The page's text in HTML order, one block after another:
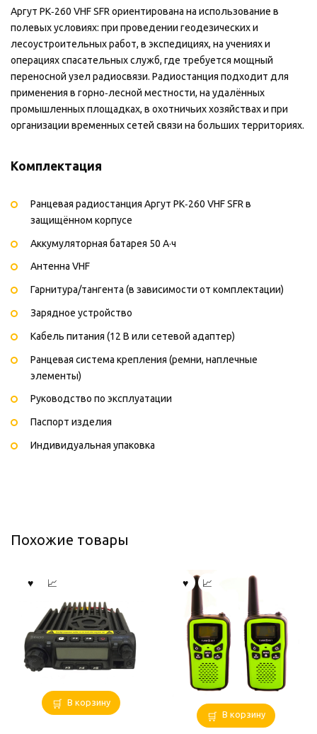
Аргут РК‑260 VHF SFR ориентирована на использование в
полевых условиях: при проведении геодезических и
лесоустроительных работ, в экспедициях, на учениях и
операциях спасательных служб, где требуется мощный
переносной узел радиосвязи. Радиостанция подходит для
применения в горно‑лесной местности, на удалённых
промышленных площадках, в охотничьих хозяйствах и при
организации временных сетей связи на больших территориях.
Комплектация
Ранцевая радиостанция Аргут РК‑260 VHF SFR в
защищённом корпусе
Аккумуляторная батарея 50 А·ч
Антенна VHF
Гарнитура/тангента (в зависимости от комплектации)
Зарядное устройство
Кабель питания (12 В или сетевой адаптер)
Ранцевая система крепления (ремни, наплечные
элементы)
Руководство по эксплуатации
Паспорт изделия
Индивидуальная упаковка
Похожие товары
В корзину
В корзину